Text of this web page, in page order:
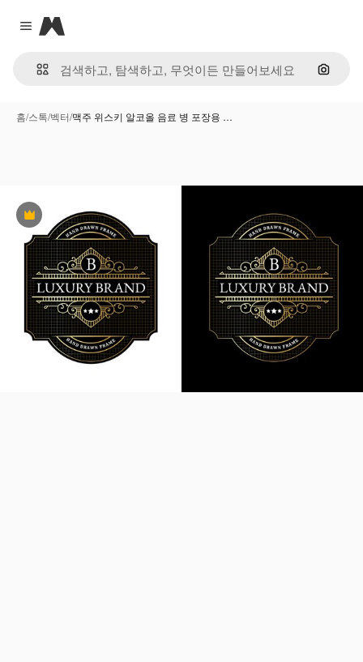
Close menu
Magnific
이미지
홈/스톡/벡터/맥주 위스키 알코올 음료 병 포장용 …
프리미엄